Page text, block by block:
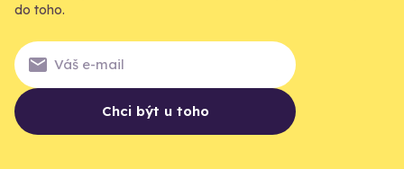
do toho.
Chci být u toho